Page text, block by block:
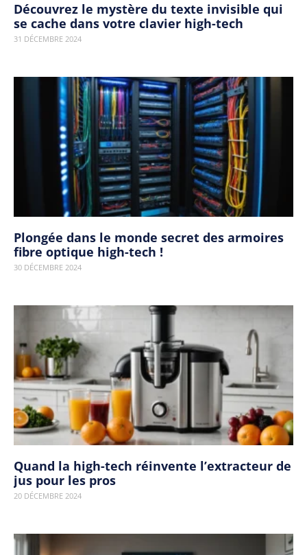
Découvrez le mystère du texte invisible qui
se cache dans votre clavier high-tech
31 DÉCEMBRE 2024
Plongée dans le monde secret des armoires
fibre optique high-tech !
30 DÉCEMBRE 2024
Quand la high-tech réinvente l’extracteur de
jus pour les pros
20 DÉCEMBRE 2024